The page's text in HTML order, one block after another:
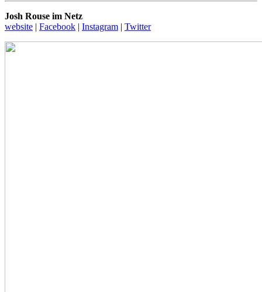
Josh Rouse im Netz
website | Facebook | Instagram | Twitter